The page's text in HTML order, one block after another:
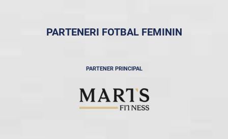
PARTENERI FOTBAL FEMININ
PARTENER PRINCIPAL